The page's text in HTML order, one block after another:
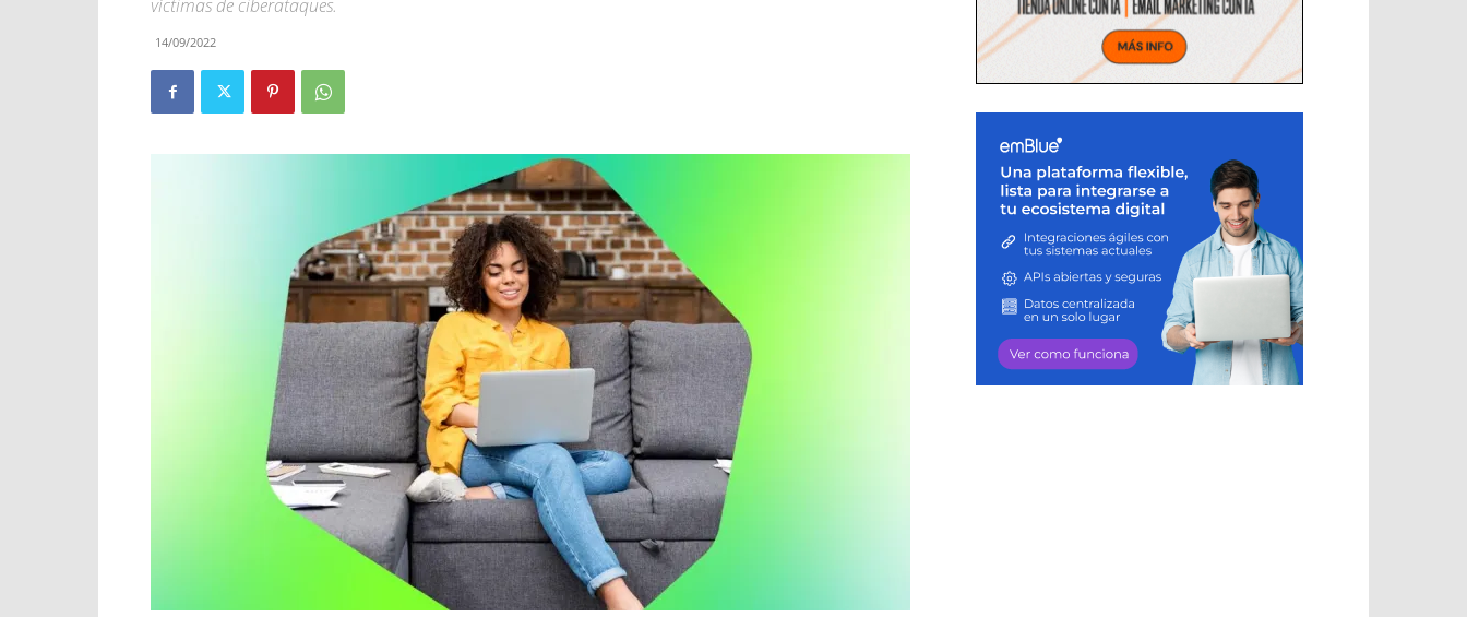
víctimas de ciberataques.
14/09/2022